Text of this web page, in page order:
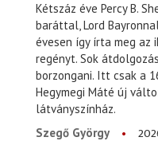
Kétszáz éve Percy B.
baráttal, Lord
évesen így írta meg az
regényt. Sok
borzongani. Itt csak a
Hegymegi Máté új
látványszínház.
Szegő György